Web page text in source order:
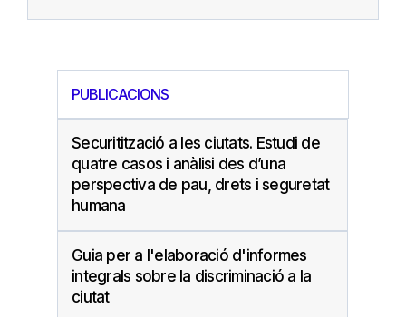
PUBLICACIONS
Securitització a les ciutats. Estudi de
quatre casos i anàlisi des d’una
perspectiva de pau, drets i seguretat
humana
Guia per a l'elaboració d'informes
integrals sobre la discriminació a la
ciutat